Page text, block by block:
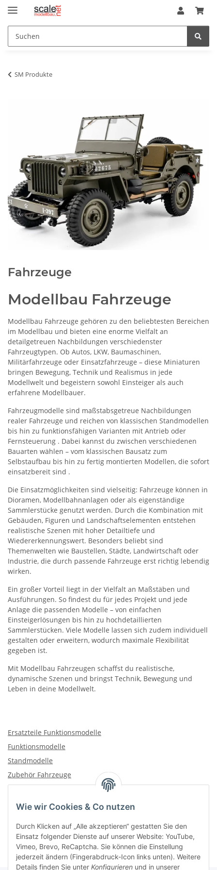
Wie wir Cookies & Co nutzen
Durch Klicken auf „Alle akzeptieren“ gestatten Sie den
Einsatz folgender Dienste auf unserer Website: YouTube,
Vimeo, Brevo, ReCaptcha. Sie können die Einstellung
jederzeit ändern (Fingerabdruck-Icon links unten). Weitere
Details finden Sie unter Konfigurieren und in unserer
SM Produkte
Fahrzeuge
Modellbau Fahrzeuge
Modellbau Fahrzeuge gehören zu den beliebtesten Bereichen
im Modellbau und bieten eine enorme Vielfalt an
detailgetreuen Nachbildungen verschiedenster
Fahrzeugtypen. Ob Autos, LKW, Baumaschinen,
Militärfahrzeuge oder Einsatzfahrzeuge – diese Miniaturen
bringen Bewegung, Technik und Realismus in jede
Modellwelt und begeistern sowohl Einsteiger als auch
erfahrene Modellbauer.
Fahrzeugmodelle sind maßstabsgetreue Nachbildungen
realer Fahrzeuge und reichen von klassischen Standmodellen
bis hin zu funktionsfähigen Varianten mit Antrieb oder
Fernsteuerung . Dabei kannst du zwischen verschiedenen
Bauarten wählen – vom klassischen Bausatz zum
Selbstaufbau bis hin zu fertig montierten Modellen, die sofort
einsatzbereit sind .
Die Einsatzmöglichkeiten sind vielseitig: Fahrzeuge können in
Dioramen, Modellbahnanlagen oder als eigenständige
Sammlerstücke genutzt werden. Durch die Kombination mit
Gebäuden, Figuren und Landschaftselementen entstehen
realistische Szenen mit hoher Detailtiefe und
Wiedererkennungswert. Besonders beliebt sind
Themenwelten wie Baustellen, Städte, Landwirtschaft oder
Industrie, die durch passende Fahrzeuge erst richtig lebendig
wirken.
Ein großer Vorteil liegt in der Vielfalt an Maßstäben und
Ausführungen. So findest du für jedes Projekt und jede
Anlage die passenden Modelle – von einfachen
Einsteigerlösungen bis hin zu hochdetaillierten
Sammlerstücken. Viele Modelle lassen sich zudem individuell
gestalten oder erweitern, wodurch maximale Flexibilität
gegeben ist.
Mit Modellbau Fahrzeugen schaffst du realistische,
dynamische Szenen und bringst Technik, Bewegung und
Leben in deine Modellwelt.
Ersatzteile Funktionsmodelle
Funktionsmodelle
Standmodelle
Zubehör Fahrzeuge
Kategorien